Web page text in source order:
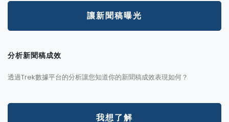
讓新聞稿曝光
分析新聞稿成效
透過Trek數據平台的分析讓您知道你的新聞稿成效表現如何？
我想了解